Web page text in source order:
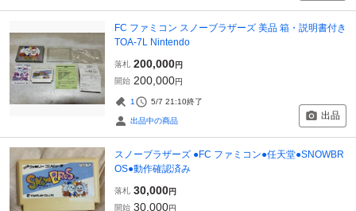
FC ファミコン スノーブラザーズ 美品 箱・説明書付き
TOA-7L Nintendo
落札 200,000円
開始 200,000円
1 5/7 21:10終了
出品中の商品 出品
スノーブラザーズ ●FC ファミコン●任天堂●SNOWBR
OS●動作確認済み
落札 30,000円
開始 30,000円